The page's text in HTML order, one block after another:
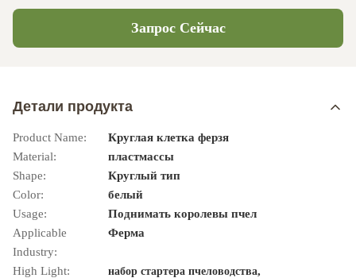
Запрос Сейчас
Детали продукта
Product Name:
Круглая клетка ферзя
Material:
пластмассы
Shape:
Круглый тип
Color:
белый
Usage:
Поднимать королевы пчел
Applicable
Industry:
Ферма
High Light: набор стартера пчеловодства,